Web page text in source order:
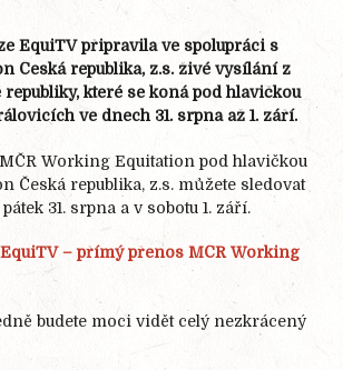
EquiTV připravila ve spolupráci s
Česká republika, z.s. živé vysílání z
které se koná pod hlavičkou
ve dnech 31. srpna až 1. září.
Working Equitation pod hlavičkou
Česká republika, z.s. můžete sledovat
31. srpna a v sobotu 1. září.
– přímý přenos MČR Working
budete moci vidět celý nezkrácený